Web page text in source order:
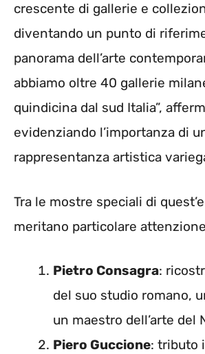
crescente di gallerie e
diventando un punto di
panorama dell’arte
abbiamo oltre 40 gallerie
quindicina dal sud Italia”,
evidenziando l’importanza di
rappresentanza artistica
Tra le mostre speciali di
meritano particolare
Pietro Consagra:
del suo studio romano,
un maestro dell’arte del
Piero Guccione: tributo